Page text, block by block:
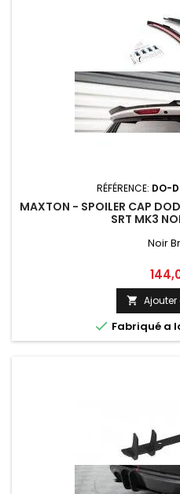
RÉFÉRENCE: DO-
MAXTON - SPOILER CAP
SRT MK3
Noir
Prix

 Fabriqué a